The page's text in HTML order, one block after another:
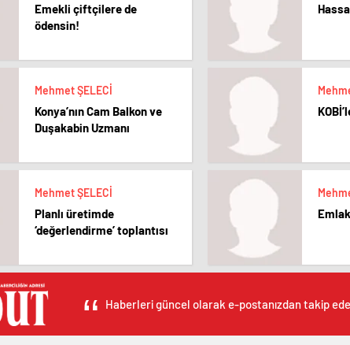
Emekli çiftçilere de
ödensin!
Mehmet ŞELECİ
Konya’nın Cam Balkon ve
Duşakabin Uzmanı
Mehmet ŞELECİ
Planlı üretimde
‘değerlendirme’ toplantısı
Haberleri güncel olarak e-postanızdan takip